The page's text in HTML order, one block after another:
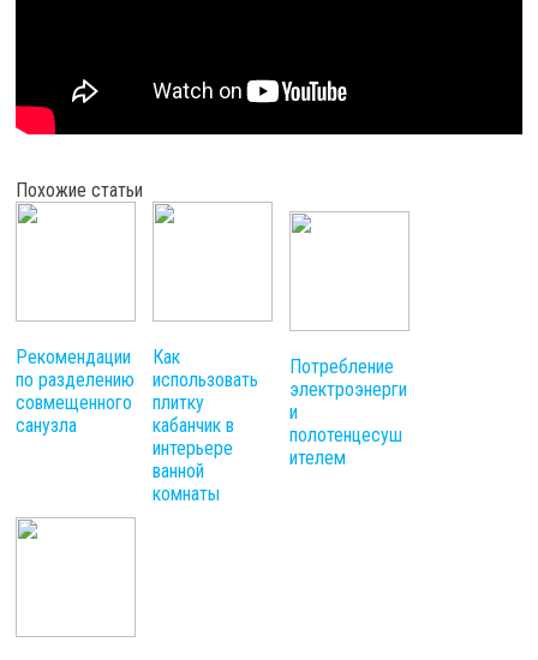
Похожие статьи
Рекомендации
по разделению
совмещенного
санузла
Как
использовать
плитку
кабанчик в
интерьере
ванной
комнаты
Потребление
электроэнерги
и
полотенцесуш
ителем